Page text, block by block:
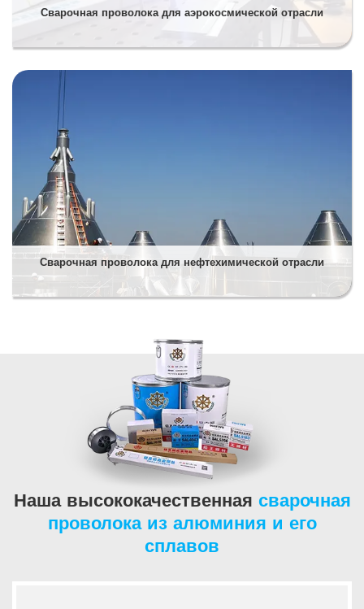
Сварочная проволока для аэрокосмической отрасли
Сварочная проволока для нефтехимической отрасли
Наша высококачественная сварочная
проволока из алюминия и его
сплавов